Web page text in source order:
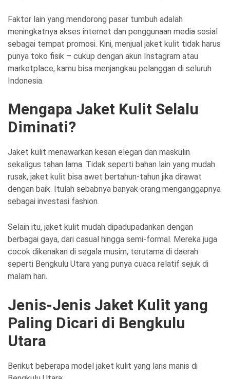
Faktor lain yang mendorong pasar tumbuh adalah
meningkatnya akses internet dan penggunaan media sosial
sebagai tempat promosi. Kini, menjual jaket kulit tidak harus
punya toko fisik – cukup dengan akun Instagram atau
marketplace, kamu bisa menjangkau pelanggan di seluruh
Indonesia.
Mengapa Jaket Kulit Selalu
Diminati?
Jaket kulit menawarkan kesan elegan dan maskulin
sekaligus tahan lama. Tidak seperti bahan lain yang mudah
rusak, jaket kulit bisa awet bertahun-tahun jika dirawat
dengan baik. Itulah sebabnya banyak orang menganggapnya
sebagai investasi fashion.
Selain itu, jaket kulit mudah dipadupadankan dengan
berbagai gaya, dari casual hingga semi-formal. Mereka juga
cocok dikenakan di segala musim, terutama di daerah
seperti Bengkulu Utara yang punya cuaca relatif sejuk di
malam hari.
Jenis-Jenis Jaket Kulit yang
Paling Dicari di Bengkulu
Utara
Berikut beberapa model jaket kulit yang laris manis di